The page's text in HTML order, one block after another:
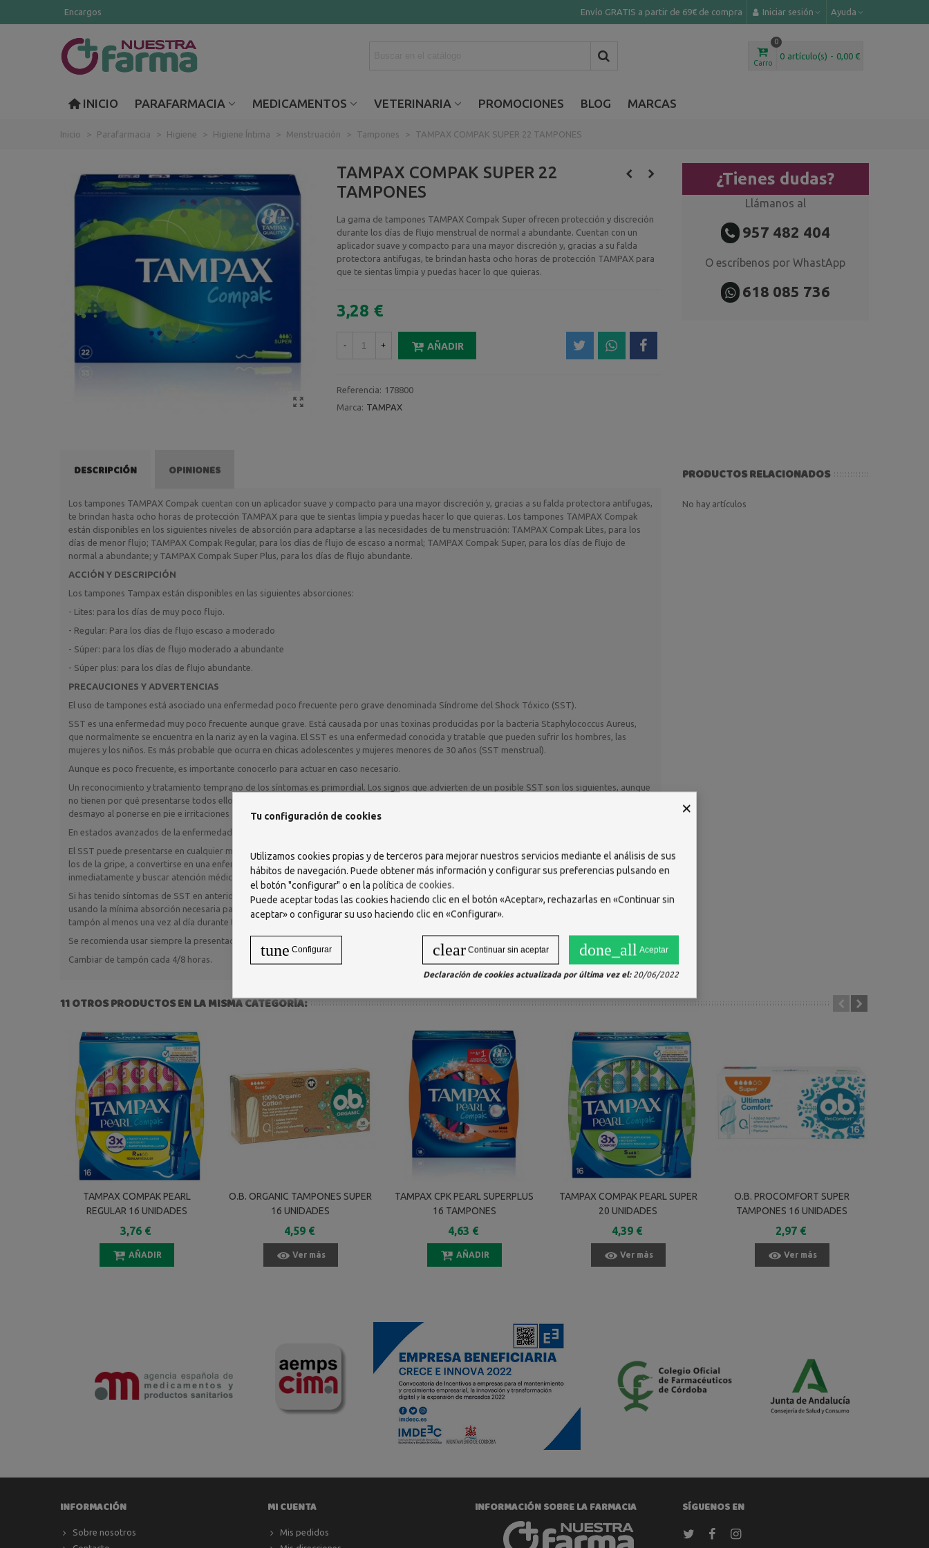
Encargos Envío GRATIS a partir de 69€ de compra Iniciar sesión Ayuda
Carro
0
0 artículo(s) - 0,00 €
INICIO PARAFARMACIA MEDICAMENTOS VETERINARIA PROMOCIONES BLOG MARCAS
Inicio > Parafarmacia > Higiene > Higiene Íntima > Menstruación > Tampones > TAMPAX COMPAK SUPER 22 TAMPONES
TAMPAX COMPAK SUPER 22
TAMPONES
La gama de tampones TAMPAX Compak Super ofrecen protección y discreción
durante los días de flujo menstrual de normal a abundante. Cuentan con un
aplicador suave y compacto para una mayor discreción y, gracias a su falda
protectora antifugas, te brindan hasta ocho horas de protección TAMPAX para
que te sientas limpia y puedas hacer lo que quieras.
3,28 €
- + AÑADIR
Referencia: 178800
Marca: TAMPAX
¿Tienes dudas?
Llámanos al
957 482 404
O escríbenos por WhastApp
618 085 736
DESCRIPCIÓN OPINIONES
Los tampones TAMPAX Compak cuentan con un aplicador suave y compacto para una mayor discreción y, gracias a su falda protectora antifugas,
te brindan hasta ocho horas de protección TAMPAX para que te sientas limpia y puedas hacer lo que quieras. Los tampones TAMPAX Compak
están disponibles en los siguientes niveles de absorción para adaptarse a las necesidades de tu menstruación: TAMPAX Compak Lites, para los
días de menor flujo; TAMPAX Compak Regular, para los días de flujo de escaso a normal; TAMPAX Compak Super, para los días de flujo de
normal a abundante; y TAMPAX Compak Super Plus, para los días de flujo abundante.
ACCIÓN Y DESCRIPCIÓN
Los tampones Tampax están disponibles en las siguientes absorciones:
- Lites: para los días de muy poco flujo.
- Regular: Para los días de flujo escaso a moderado
- Súper: para los días de flujo moderado a abundante
- Súper plus: para los días de flujo abundante.
PRECAUCIONES Y ADVERTENCIAS
El uso de tampones está asociado una enfermedad poco frecuente pero grave denominada Síndrome del Shock Tóxico (SST).
SST es una enfermedad muy poco frecuente aunque grave. Está causada por unas toxinas producidas por la bacteria Staphylococcus Aureus,
que normalmente se encuentra en la nariz ay en la vagina. El SST es una enfermedad conocida y tratable que pueden sufrir los hombres, las
mujeres y los niños. Es más probable que ocurra en chicas adolescentes y mujeres menores de 30 años (SST menstrual).
Aunque es poco frecuente, es importante conocerlo para actuar en caso necesario.
Un reconocimiento y tratamiento temprano de los síntomas es primordial. Los signos que advierten de un posible SST son los siguientes, aunque
no tienen por qué presentarse todos ellos: alta fiebre súbita (39ºC o más), mareos, vómitos, dolor muscular, diarrea, desmayos o sensación de
desmayo al ponerse en pie e irritaciones cutáneas similares a quemaduras solares.
En estados avanzados de la enfermedad, la piel puede descamarse.
El SST puede presentarse en cualquier momento durante la menstruación o poco después. Puede pasar fácilmente de unos síntomas similares a
los de la gripe, a convertirse en una enfermedad grave de consecuencias fatales. Si tienes uno o más de estos síntomas, debes quitarte el tampón
inmediatamente y buscar atención médica. Dile a tu doctor que has usado tampones y te preocupa poder tener SST.
Si has tenido síntomas de SST en anteriores ocasiones, deberías consultar a tu médico antes de usar tampones. Puedes reducir el riesgo de SST
usando la mínima absorción necesaria para cubrir tus necesidades, cambiando el tampón cada 4/8 horas y usando una compresa en lugar de un
tampón al menos una vez al día durante tu regla. También se puede eliminar prácticamente el riesgo de SST menstrual no usando tampones.
Se recomienda usar siempre la presentacion de la mínima absorción en funcion del flujo personal.
Cambiar de tampón cada 4/8 horas.
PRODUCTOS RELACIONADOS
No hay artículos
11 OTROS PRODUCTOS EN LA MISMA CATEGORÍA:
TAMPAX COMPAK PEARL
REGULAR 16 UNIDADES
3,76 €
AÑADIR
O.B. ORGANIC TAMPONES SUPER
16 UNIDADES
4,59 €
Ver más
TAMPAX CPK PEARL SUPERPLUS
16 TAMPONES
4,63 €
AÑADIR
TAMPAX COMPAK PEARL SUPER
20 UNIDADES
4,39 €
Ver más
O.B. PROCOMFORT SUPER
TAMPONES 16 UNIDADES
2,97 €
Ver más
INFORMACIÓN
Sobre nosotros
MI CUENTA
Mis pedidos
INFORMACIÓN SOBRE LA FARMACIA SÍGUENOS EN
×
Tu configuración de cookies
Utilizamos cookies propias y de terceros para mejorar nuestros servicios mediante el análisis de sus
hábitos de navegación. Puede obtener más información y configurar sus preferencias pulsando en
el botón "configurar" o en la política de cookies.
Puede aceptar todas las cookies haciendo clic en el botón «Aceptar», rechazarlas en «Continuar sin
aceptar» o configurar su uso haciendo clic en «Configurar».
done_all Aceptar
clear Continuar sin aceptar
tune Configurar
Declaración de cookies actualizada por última vez el:20/06/2022